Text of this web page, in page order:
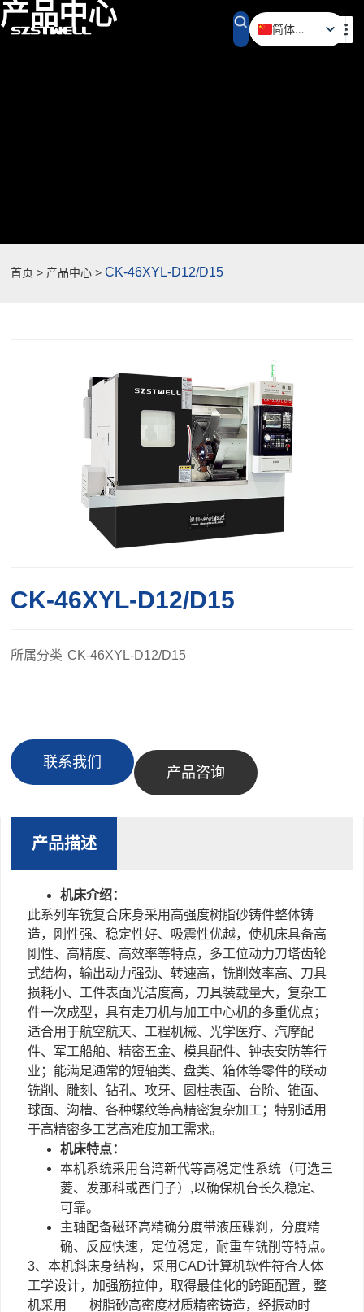
简体中文
产品中心
首页 > 产品中心 >CK-46XYL-D12/D15
CK-46XYL-D12/D15
所属分类 CK-46XYL-D12/D15
联系我们
产品咨询
产品描述
机床介绍：
此系列车铣复合床身采用高强度树脂砂铸件整体铸
造，刚性强、稳定性好、吸震性优越，使机床具备高
刚性、高精度、高效率等特点，多工位动力刀塔齿轮
式结构，输出动力强劲、转速高，铣削效率高、刀具
损耗小、工件表面光洁度高，刀具装载量大，复杂工
件一次成型，具有走刀机与加工中心机的多重优点；
适合用于航空航天、工程机械、光学医疗、汽摩配
件、军工船舶、精密五金、模具配件、钟表安防等行
业；能满足通常的短轴类、盘类、箱体等零件的联动
铣削、雕刻、钻孔、攻牙、圆柱表面、台阶、锥面、
球面、沟槽、各种螺纹等高精密复杂加工；特别适用
于高精密多工艺高难度加工需求。
机床特点：
本机系统采用台湾新代等高稳定性系统（可选三
菱、发那科或西门子）,以确保机台长久稳定、
可靠。
主轴配备磁环高精确分度带液压碟刹，分度精
确、反应快速，定位稳定，耐重车铣削等特点。
3、本机斜床身结构，采用CAD计算机软件符合人体
工学设计，加强筋拉伸，取得最佳化的跨距配置，整
机采用 树脂砂高密度材质精密铸造，经振动时